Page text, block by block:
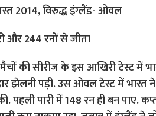
2014, विरुद्ध इंग्लैंड- ओवल
और 244 रनों से जीता
की सीरीज के इस आखिरी टेस्ट में
झेलनी पड़ी. उस ओवल टेस्ट में भारत
पारी में 148 रन ही बन पाए.